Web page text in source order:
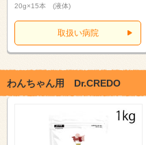
20g×15本 (液体)
取扱い病院
わんちゃん用 Dr.CREDO